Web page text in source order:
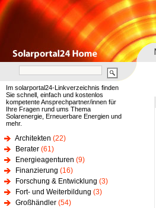
Im solarportal24-Linkverzeichnis finden
Sie schnell, einfach und kostenlos
kompetente Ansprechpartner/innen für
Ihre Fragen rund ums Thema
Solarenergie, Erneuerbare Energien und
mehr.
Architekten (22)
Berater (61)
Energieagenturen (9)
Finanzierung (16)
Forschung & Entwicklung (3)
Fort- und Weiterbildung (3)
Großhändler (54)